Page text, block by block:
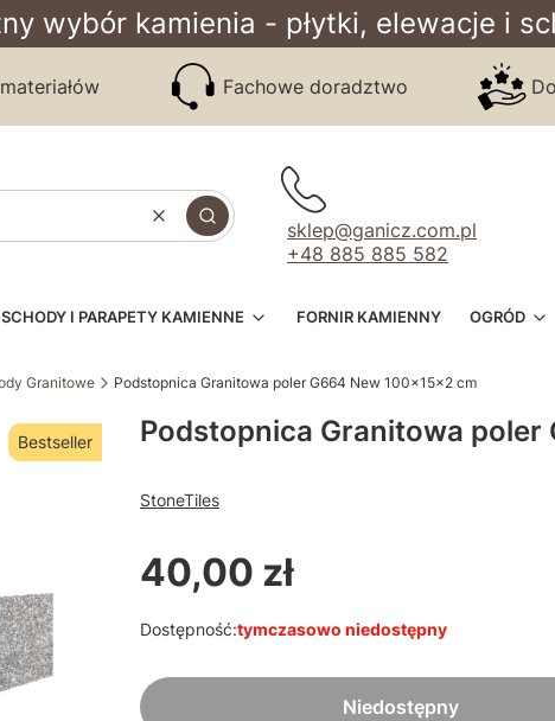
wybór kamienia - płytki, elewacje i
Fachowe doradztwo
WyczyśćSzukaj
sklep@ganicz.com.pl
+48 885 885 582
SCHODY I PARAPETY KAMIENNE FORNIR KAMIENNY OGRÓD
Granitowe Podstopnica Granitowa poler G664 New 100x15x2 cm
Bestseller Podstopnica Granitowa
StoneTiles
Cena
40,00 zł
Dostępność:tymczasowo niedostępny
Niedostępny